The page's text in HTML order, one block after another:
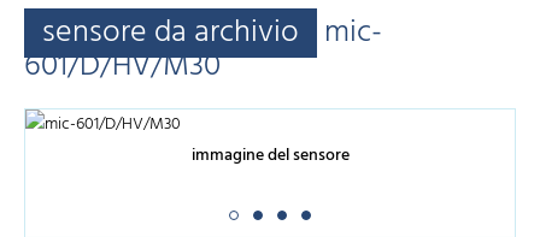
sensore da archivio mic-
601/D/HV/M30
immagine del sensore